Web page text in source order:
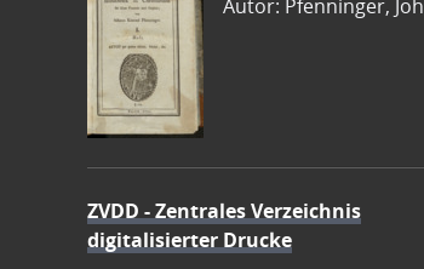
Autor: Pfenninger,
ZVDD - Zentrales Verzeichnis
digitalisierter Drucke